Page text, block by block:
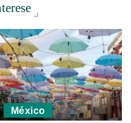
México